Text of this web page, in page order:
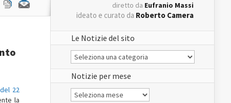
22
la
diretto da Eufranio Massi
ideato e curato da Roberto Camera
Le Notizie del sito
Le
Notizie
del
sito
Notizie per mese
Notizie
per